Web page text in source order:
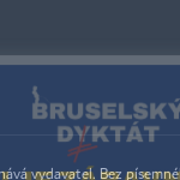
vydavatel. Bez